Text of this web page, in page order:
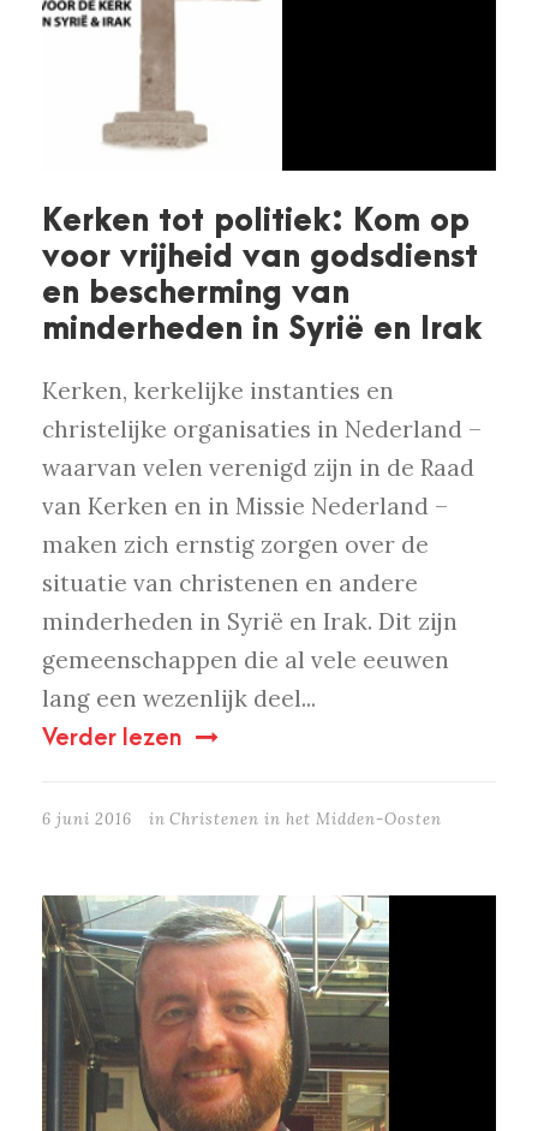
Kerken tot politiek: Kom op
voor vrijheid van godsdienst
en bescherming van
minderheden in Syrië en Irak
Kerken, kerkelijke instanties en
christelijke organisaties in Nederland –
waarvan velen verenigd zijn in de Raad
van Kerken en in Missie Nederland –
maken zich ernstig zorgen over de
situatie van christenen en andere
minderheden in Syrië en Irak. Dit zijn
gemeenschappen die al vele eeuwen
lang een wezenlijk deel...
Verder lezen
6 juni 2016 in Christenen in het Midden-Oosten